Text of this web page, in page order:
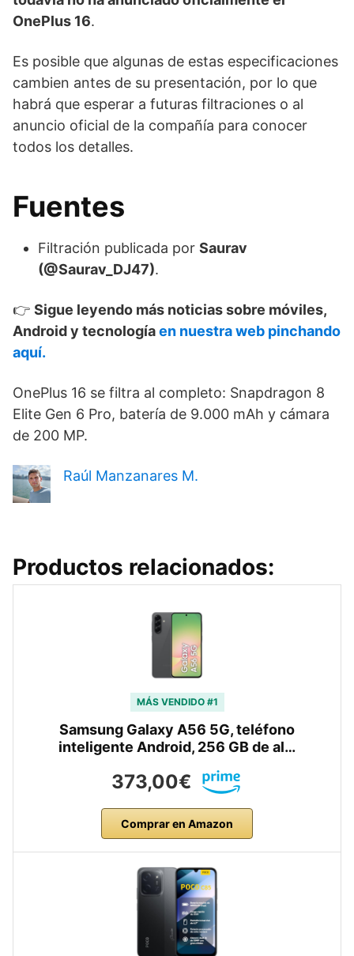
OnePlus 16.
Es posible que algunas de estas especificaciones
cambien antes de su presentación, por lo que
habrá que esperar a futuras filtraciones o al
anuncio oficial de la compañía para conocer
todos los detalles.
Fuentes
Filtración publicada por Saurav
(@Saurav_DJ47).
👉 Sigue leyendo más noticias sobre móviles,
Android y tecnologíaen nuestra web pinchando
aquí.
OnePlus 16 se filtra al completo: Snapdragon 8
Elite Gen 6 Pro, batería de 9.000 mAh y cámara
de 200 MP.
Raúl Manzanares M.
Productos relacionados:
MÁS VENDIDO #1
Samsung Galaxy A56 5G, teléfono
inteligente Android, 256 GB de al…
373,00€
Comprar en Amazon